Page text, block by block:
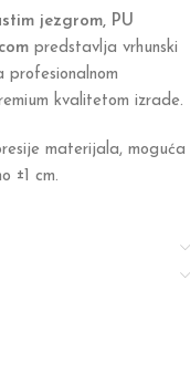
jezgrom, PU
predstavlja vrhunski
profesionalnom
kvalitetom izrade.
materijala, moguća
±1 cm.